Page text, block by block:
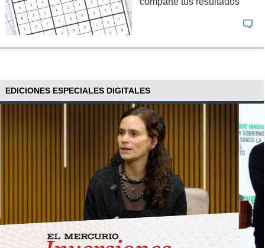
EDICIONES ESPECIALES DIGITALES